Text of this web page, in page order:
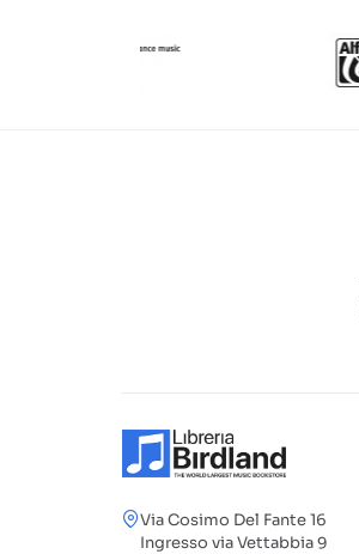
Via Cosimo Del Fante 16
Ingresso via Vettabbia 9